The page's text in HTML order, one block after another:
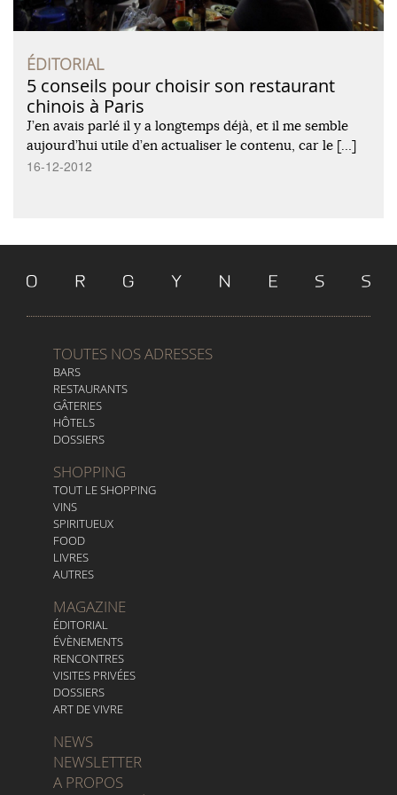
ÉDITORIAL
5 conseils pour choisir son restaurant
chinois à Paris
J’en avais parlé il y a longtemps déjà, et il me semble
aujourd’hui utile d’en actualiser le contenu, car le […]
16-12-2012
TOUTES NOS ADRESSES
BARS
RESTAURANTS
GÂTERIES
HÔTELS
DOSSIERS
SHOPPING
TOUT LE SHOPPING
VINS
SPIRITUEUX
FOOD
LIVRES
AUTRES
MAGAZINE
ÉDITORIAL
ÉVÈNEMENTS
RENCONTRES
VISITES PRIVÉES
DOSSIERS
ART DE VIVRE
NEWS
NEWSLETTER
A PROPOS